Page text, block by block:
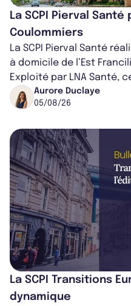
La SCPI Pierval
Coulommiers
La SCPI Pierval Santé
à domicile de l’Est
Exploité par LNA Santé,
médical croissant, qui s...
Aurore Duclaye
05/08/26
La SCPI Transitions
dynamique